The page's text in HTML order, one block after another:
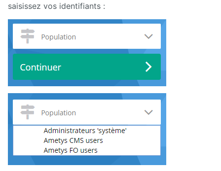
saisissez vos identifiants :